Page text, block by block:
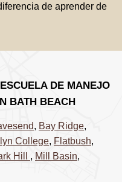
de aprender de
DE MANEJO
BATH BEACH
, Bay Ridge,
College, Flatbush,
Hill , Mill Basin,